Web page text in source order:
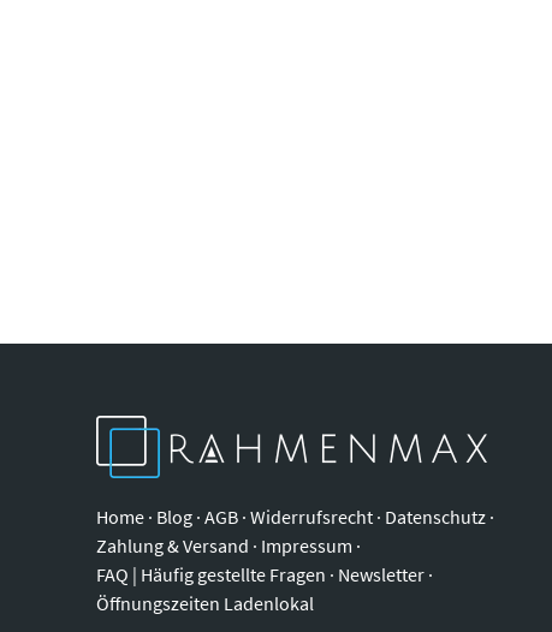
Home · Blog · AGB · Widerrufsrecht · Datenschutz ·
Zahlung & Versand · Impressum ·
FAQ | Häufig gestellte Fragen · Newsletter ·
Öffnungszeiten Ladenlokal